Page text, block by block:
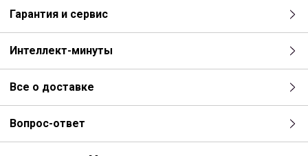
Гарантия и сервис
Интеллект-минуты
Все о доставке
Вопрос-ответ